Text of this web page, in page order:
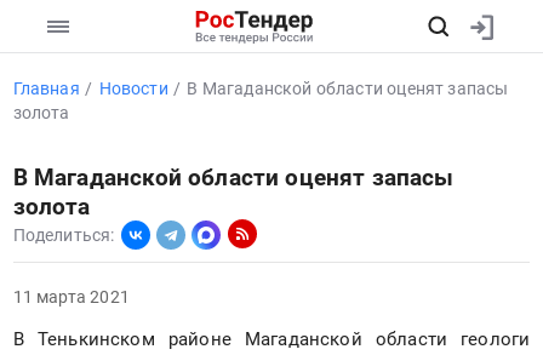
Главная Новости
В Магаданской области оценят запасы
золота
В Магаданской области оценят запасы
золота
Поделиться:
11 марта 2021
В Тенькинском районе Магаданской области геологи